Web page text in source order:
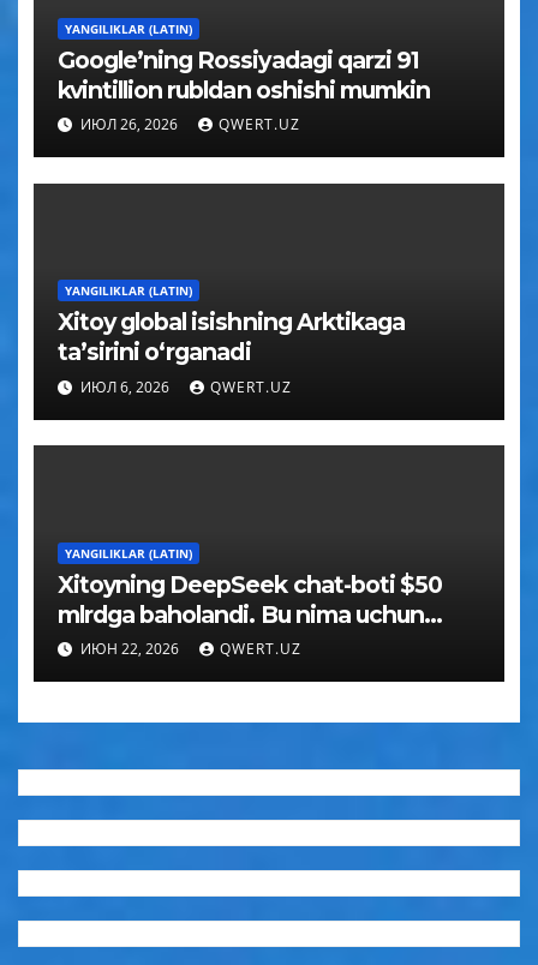
YANGILIKLAR (LATIN)
Google’ning Rossiyadagi qarzi 91
kvintillion rubldan oshishi mumkin
ИЮЛ 26, 2026 QWERT.UZ
YANGILIKLAR (LATIN)
Xitoy global isishning Arktikaga
taʼsirini oʻrganadi
ИЮЛ 6, 2026 QWERT.UZ
YANGILIKLAR (LATIN)
Xitoyning DeepSeek chat-boti $50
mlrdga baholandi. Bu nima uchun
muhim
ИЮН 22, 2026 QWERT.UZ